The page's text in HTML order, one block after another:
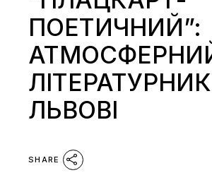
ПОЕТИЧНИЙ”:
ЛЬВОВІ
SHARE